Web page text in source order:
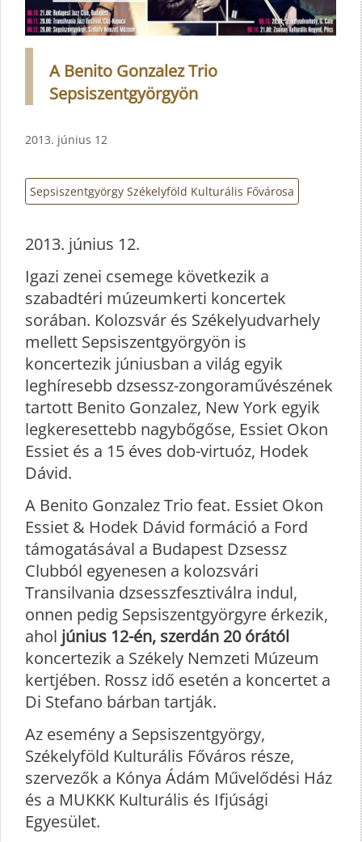
A Benito Gonzalez Trio
Sepsiszentgyörgyön
2013. június 12
Sepsiszentgyörgy Székelyföld Kulturális Fővárosa
2013. június 12.
Igazi zenei csemege következik a
szabadtéri múzeumkerti koncertek
sorában. Kolozsvár és Székelyudvarhely
mellett Sepsiszentgyörgyön is
koncertezik júniusban a világ egyik
leghíresebb dzsessz-zongoraművészének
tartott Benito Gonzalez, New York egyik
legkeresettebb nagybőgőse, Essiet Okon
Essiet és a 15 éves dob-virtuóz, Hodek
Dávid.
A Benito Gonzalez Trio feat. Essiet Okon
Essiet & Hodek Dávid formáció a Ford
támogatásával a Budapest Dzsessz
Clubból egyenesen a kolozsvári
Transilvania dzsesszfesztiválra indul,
onnen pedig Sepsiszentgyörgyre érkezik,
ahol június 12-én, szerdán 20 órától
koncertezik a Székely Nemzeti Múzeum
kertjében. Rossz idő esetén a koncertet a
Di Stefano bárban tartják.
Az esemény a Sepsiszentgyörgy,
Székelyföld Kulturális Főváros része,
szervezők a Kónya Ádám Művelődési Ház
és a MUKKK Kulturális és Ifjúsági
Egyesület.